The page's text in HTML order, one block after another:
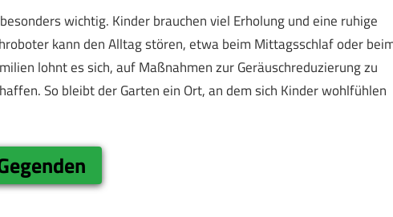
wichtig. Kinder brauchen viel Erholung und eine ruhige
kann den Alltag stören, etwa beim Mittagsschlaf oder
lohnt es sich, auf Maßnahmen zur Geräuschreduzierung zu
So bleibt der Garten ein Ort, an dem sich Kinder wohlfühlen